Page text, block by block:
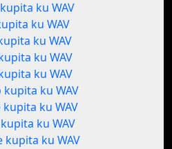
ku WAV
ku WAV
ku WAV
ku WAV
ku WAV
kupita ku WAV
ku WAV
ku WAV
kupita ku WAV